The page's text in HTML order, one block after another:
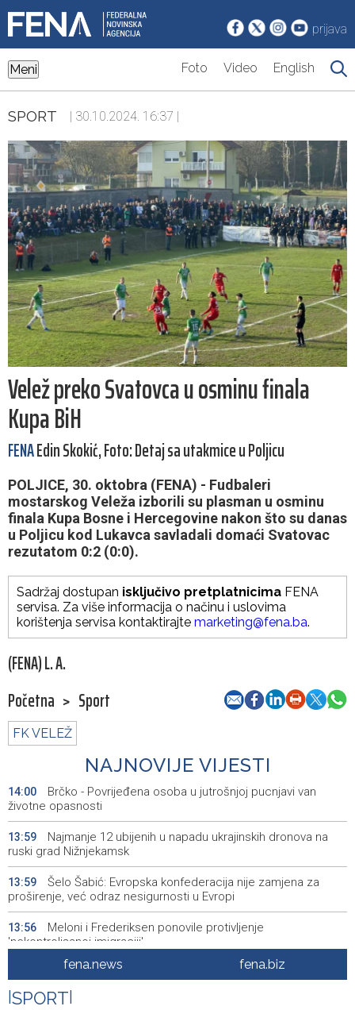
prijava
Meni Foto Video English
SPORT | 30.10.2024. 16:37 |
Velež preko Svatovca u osminu finala
Kupa BiH
FENAEdin Skokić, Foto: Detaj sa utakmice u Poljicu
POLJICE, 30. oktobra (FENA) - Fudbaleri
mostarskog Veleža izborili su plasman u osminu
finala Kupa Bosne i Hercegovine nakon što su danas
u Poljicu kod Lukavca savladali domaći Svatovac
rezutatom 0:2 (0:0).
Sadržaj dostupan isključivo pretplatnicima FENA
servisa. Za više informacija o načinu i uslovima
korištenja servisa kontaktirajte marketing@fena.ba.
(FENA) L. A.
Početna > Sport
FK VELEŽ
NAJNOVIJE VIJESTI
14:00
Brčko - Povrijeđena osoba u jutrošnjoj pucnjavi van
životne opasnosti
13:59
Najmanje 12 ubijenih u napadu ukrajinskih dronova na
ruski grad Nižnjekamsk
13:59
Šelo Šabić: Evropska konfederacija nije zamjena za
proširenje, već odraz nesigurnosti u Evropi
13:56
Meloni i Frederiksen ponovile protivljenje
'nekontrolisanoj imigraciji'
FUCZ: Sutra sastanak o unapređenju statusa
profesionalnih vatrgasaca
fena.news fena.biz
SPORT